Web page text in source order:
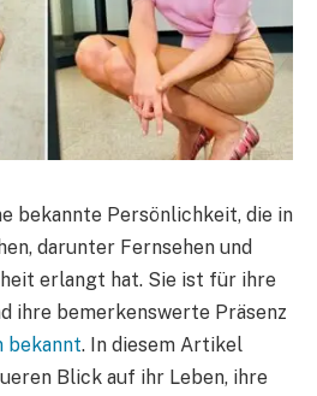
bekannte Persönlichkeit, die in
darunter Fernsehen und
erlangt hat. Sie ist für ihre
ihre bemerkenswerte Präsenz
bekannt. In diesem Artikel
Blick auf ihr Leben, ihre